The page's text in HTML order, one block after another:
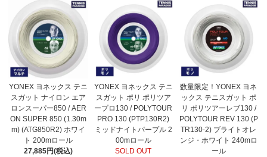
YONEX ヨネックス テニ
スガット ナイロン エア
ロンスーパー850 / AER
ON SUPER 850 (1.30m
m) (ATG850R2) ホワイ
ト 200mロール
27,885円(税込)
YONEX ヨネックス テニ
スガット ポリ ポリツア
ープロ130 / POLYTOUR
PRO 130 (PTP130R2)
ミッドナイトパープル 2
00mロール
SOLD OUT
数量限定！YONEX ヨネ
ックス テニスガット ポ
リ ポリツアーレブ130 /
POLYTOUR REV 130 (P
TR130-2) ブライトオレ
ンジ・ホワイト 240mロ
ール